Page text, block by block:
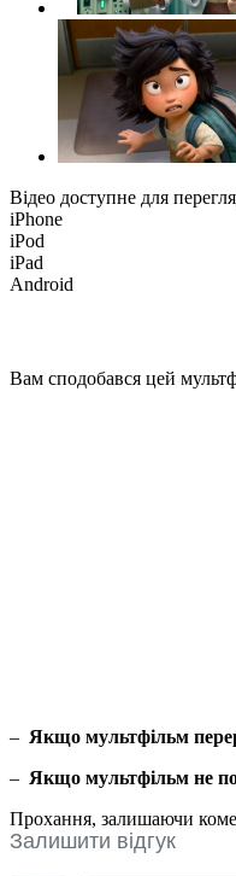
Відео доступне для
iPhone
iPod
iPad
Android
Вам сподобався цей
– Якщо мультфільм
– Якщо мультфільм не
Прохання, залишаючи